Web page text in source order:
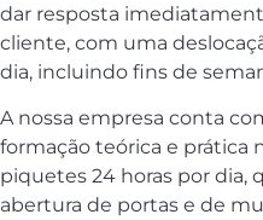
dar resposta
cliente, com uma
dia, incluindo fins de
A nossa empresa conta
formação teórica e prática
piquetes 24 horas por dia,
abertura de portas e de